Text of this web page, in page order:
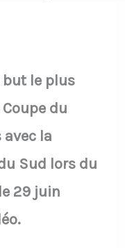
but le plus
du
avec la
Sud lors du
29 juin